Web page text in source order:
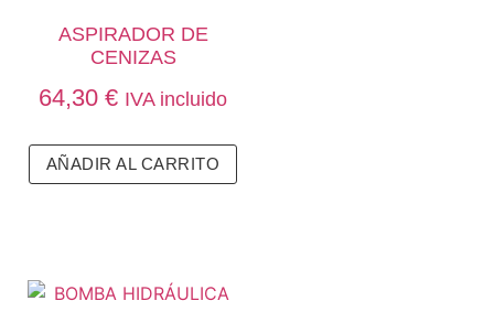
ASPIRADOR DE
CENIZAS
64,30€ IVA incluido
AÑADIR AL CARRITO